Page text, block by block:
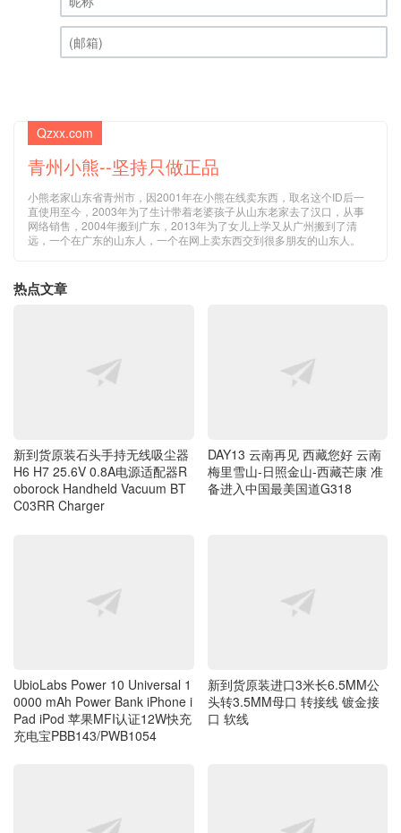
昵称 (必填)
Qzxx.com
青州小熊--坚持只做正品
小熊老家山东省青州市，因2001年在小熊在线卖东西，取名这个ID后一
直使用至今，2003年为了生计带着老婆孩子从山东老家去了汉口，从事
网络销售，2004年搬到广东，2013年为了女儿上学又从广州搬到了清
远，一个在广东的山东人，一个在网上卖东西交到很多朋友的山东人。
热点文章
新到货原装石头手持无线吸尘器
H6 H7 25.6V 0.8A电源适配器R
oborock Handheld Vacuum BT
C03RR Charger
DAY13 云南再见 西藏您好 云南
梅里雪山-日照金山-西藏芒康 准
备进入中国最美国道G318
UbioLabs Power 10 Universal 1
0000 mAh Power Bank iPhone i
Pad iPod 苹果MFI认证12W快充
充电宝PBB143/PWB1054
新到货原装进口3米长6.5MM公
头转3.5MM母口 转接线 镀金接
口 软线